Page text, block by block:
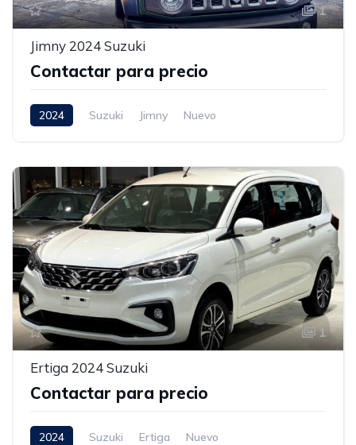
1
Jimny 2024 Suzuki
Contactar para precio
2024 Suzuki Jimny Nuevo
1
Ertiga 2024 Suzuki
Contactar para precio
2024 Suzuki Ertiga Nuevo